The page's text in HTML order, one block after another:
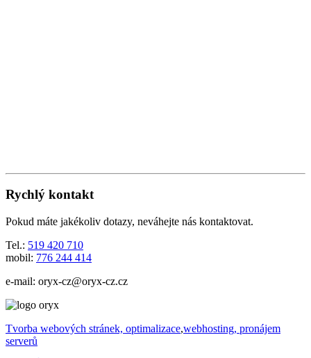
Rychlý kontakt
Pokud máte jakékoliv dotazy, neváhejte nás kontaktovat.
Tel.: 519 420 710
mobil: 776 244 414
e-mail: oryx-cz@oryx-cz.cz
Tvorba webových stránek, optimalizace,webhosting, pronájem
serverů